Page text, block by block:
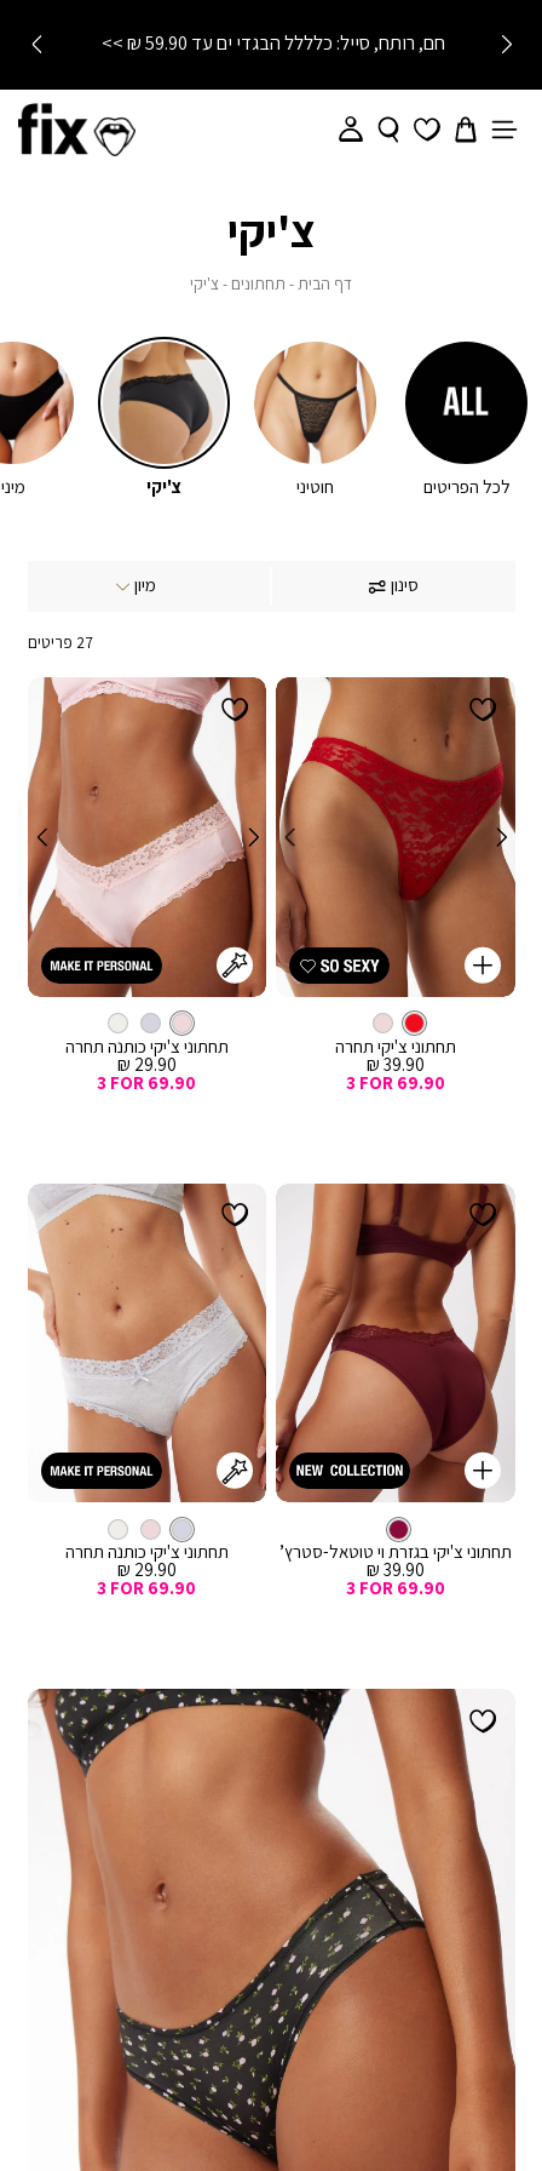
חם, רותח, סייל: כלללל הבגדי ים עד 59.90 ₪ >>
צ'יקי
דף הבית דףתחתונים תחתונים
צ'יקיצ'יקי
לכל הפריטים חוטיני צ'יקי מיני
סינון
27 פריטים
קנייה
מהירה
צבע
אדום
תחתוני צ'יקי תחרה
מחיר
מכירה
39.90 ₪
3 FOR 69.90
צ’יקי צבע
ורוד
תחתוני צ'יקי כותנה תחרה
מחיר
מכירה
29.90 ₪
3 FOR 69.90
צ’יקי
קנייה
מהירה
צבע
בורדו
תחתוני צ'יקי בגזרת וי טוטאל-סטרץ’
מחיר
מכירה
39.90 ₪
3 FOR 69.90
צ’יקי צבע
אפור
בהיר
תחתוני צ'יקי כותנה תחרה
מחיר
מכירה
29.90 ₪
3 FOR 69.90
צ’יקי